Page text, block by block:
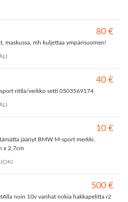
80 €
maskussa, mh kuljettaa ympärisuomen!
40 €
ritilä/verkko setti 0503569174
10 €
jäänyt BMW M-sport merkki.
x 2,7cm
500 €
noin 10v vanhat nokia hakkapelitta r2